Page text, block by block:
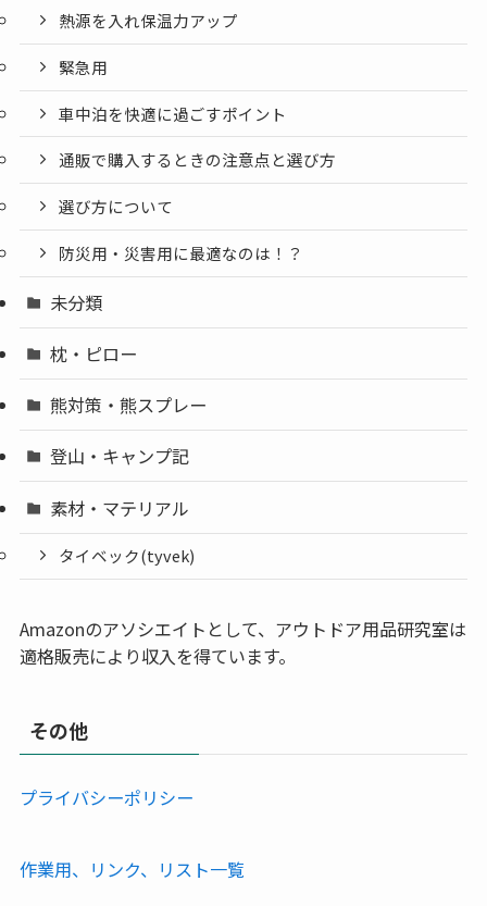
熱源を入れ保温力アップ
緊急用
車中泊を快適に過ごすポイント
通販で購入するときの注意点と選び方
選び方について
防災用・災害用に最適なのは！？
未分類
枕・ピロー
熊対策・熊スプレー
登山・キャンプ記
素材・マテリアル
タイベック(tyvek)
Amazonのアソシエイトとして、アウトドア用品研究室は
適格販売により収入を得ています。
その他
プライバシーポリシー
作業用、リンク、リスト一覧